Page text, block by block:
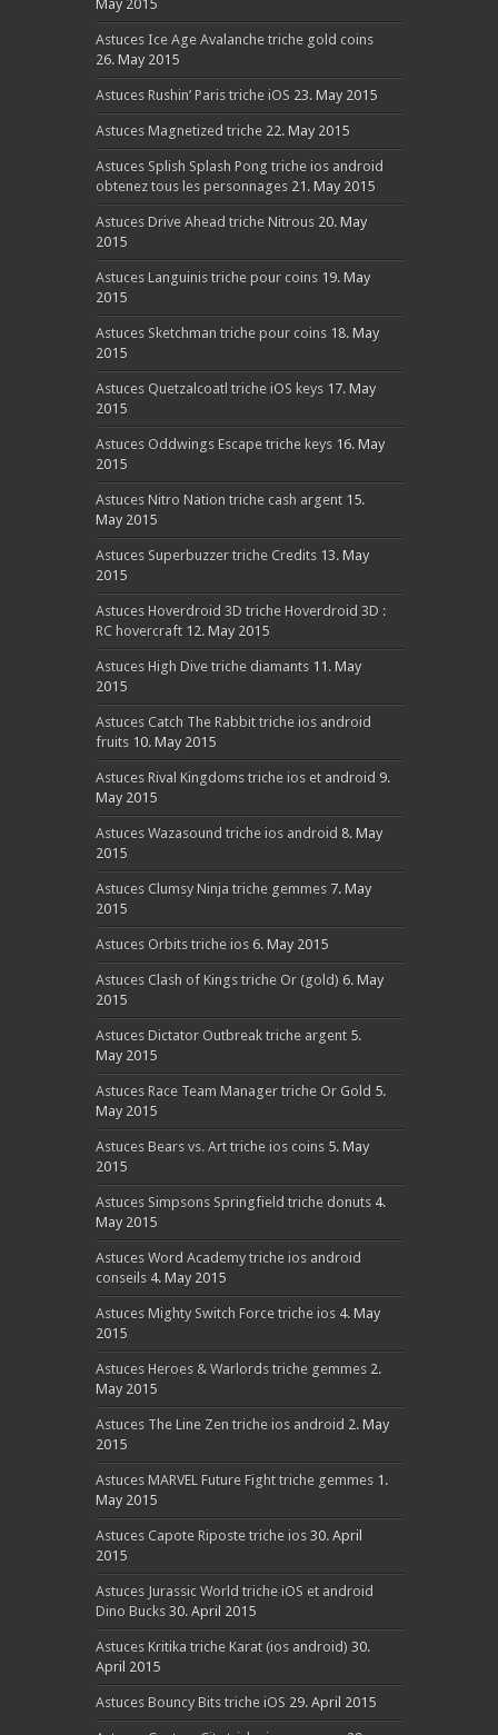
May 2015
Astuces Ice Age Avalanche triche gold coins
26. May 2015
Astuces Rushin’ Paris triche iOS 23. May 2015
Astuces Magnetized triche 22. May 2015
Astuces Splish Splash Pong triche ios android
obtenez tous les personnages 21. May 2015
Astuces Drive Ahead triche Nitrous 20. May
2015
Astuces Languinis triche pour coins 19. May
2015
Astuces Sketchman triche pour coins 18. May
2015
Astuces Quetzalcoatl triche iOS keys 17. May
2015
Astuces Oddwings Escape triche keys 16. May
2015
Astuces Nitro Nation triche cash argent 15.
May 2015
Astuces Superbuzzer triche Credits 13. May
2015
Astuces Hoverdroid 3D triche Hoverdroid 3D :
RC hovercraft 12. May 2015
Astuces High Dive triche diamants 11. May
2015
Astuces Catch The Rabbit triche ios android
fruits 10. May 2015
Astuces Rival Kingdoms triche ios et android 9.
May 2015
Astuces Wazasound triche ios android 8. May
2015
Astuces Clumsy Ninja triche gemmes 7. May
2015
Astuces Orbits triche ios 6. May 2015
Astuces Clash of Kings triche Or (gold) 6. May
2015
Astuces Dictator Outbreak triche argent 5.
May 2015
Astuces Race Team Manager triche Or Gold 5.
May 2015
Astuces Bears vs. Art triche ios coins 5. May
2015
Astuces Simpsons Springfield triche donuts 4.
May 2015
Astuces Word Academy triche ios android
conseils 4. May 2015
Astuces Mighty Switch Force triche ios 4. May
2015
Astuces Heroes & Warlords triche gemmes 2.
May 2015
Astuces The Line Zen triche ios android 2. May
2015
Astuces MARVEL Future Fight triche gemmes 1.
May 2015
Astuces Capote Riposte triche ios 30. April
2015
Astuces Jurassic World triche iOS et android
Dino Bucks 30. April 2015
Astuces Kritika triche Karat (ios android) 30.
April 2015
Astuces Bouncy Bits triche iOS 29. April 2015